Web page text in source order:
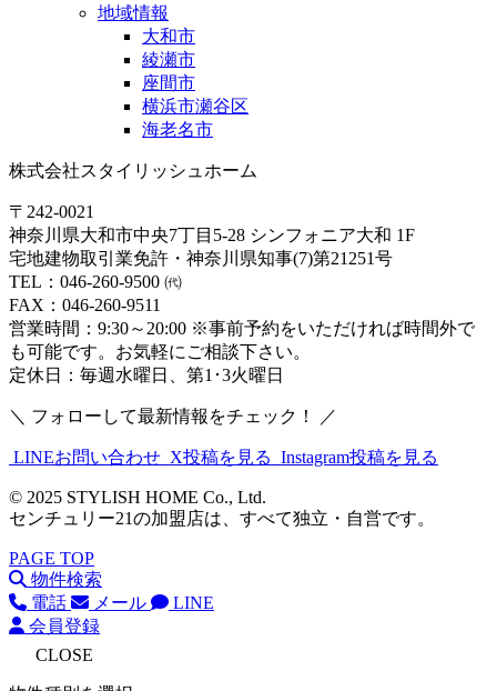
地域情報
大和市
綾瀬市
座間市
横浜市瀬谷区
海老名市
株式会社スタイリッシュホーム
〒242-0021
神奈川県大和市中央7丁目5-28 シンフォニア大和 1F
宅地建物取引業免許・神奈川県知事(7)第21251号
TEL：046-260-9500 ㈹
FAX：046-260-9511
営業時間：9:30～20:00 ※事前予約をいただければ時間外で
も可能です。お気軽にご相談下さい。
定休日：毎週水曜日、第1･3火曜日
＼ フォローして最新情報をチェック！ ／
LINEお問い合わせ X投稿を見る Instagram投稿を見る
© 2025 STYLISH HOME Co., Ltd.
センチュリー21の加盟店は、すべて独立・自営です。
PAGE TOP
物件検索
電話
メール
LINE
会員登録
CLOSE